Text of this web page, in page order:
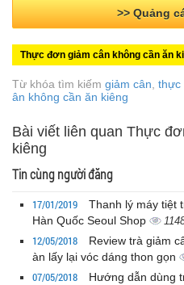
>> Quảng
Thực đơn giảm cân không cần ăn
Từ khóa tìm kiếm giảm cân thực
ân không cần ăn kiêng
Bài viết liên quan Thực
kiêng
Tin cùng người đăng
17/01/2019
Thanh lý máy tiệt
Hàn Quốc Seoul Shop
12/05/2018
Review trà giảm
àn lấy lại vóc dáng thon gọn
07/05/2018
Hướng dẫn dùng